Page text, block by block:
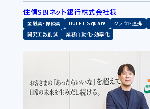
住信SBIネット銀行株式会社様
金融業・保険業 HULFT Square クラウド連携
開発工数削減
業務自動化・効率化